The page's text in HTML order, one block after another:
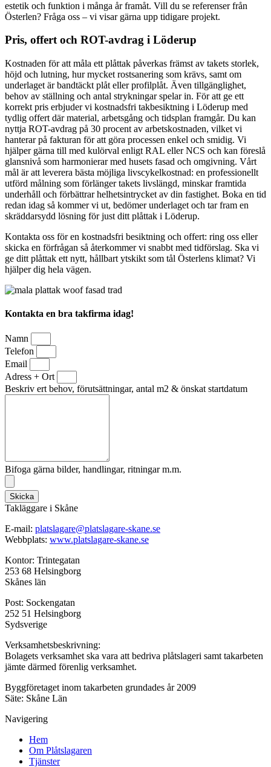
estetik och funktion i många år framåt. Vill du se referenser från
Österlen? Fråga oss – vi visar gärna upp tidigare projekt.
Pris, offert och ROT-avdrag i Löderup
Kostnaden för att måla ett plåttak påverkas främst av takets storlek,
höjd och lutning, hur mycket rostsanering som krävs, samt om
underlaget är bandtäckt plåt eller profilplåt. Även tillgänglighet,
behov av ställning och antal strykningar spelar in. För att ge ett
korrekt pris erbjuder vi kostnadsfri takbesiktning i Löderup med
tydlig offert där material, arbetsgång och tidsplan framgår. Du kan
nyttja ROT-avdrag på 30 procent av arbetskostnaden, vilket vi
hanterar på fakturan för att göra processen enkel och smidig. Vi
hjälper gärna till med kulörval enligt RAL eller NCS och kan föreslå
glansnivå som harmonierar med husets fasad och omgivning. Vårt
mål är att leverera bästa möjliga livscykelkostnad: en professionellt
utförd målning som förlänger takets livslängd, minskar framtida
underhåll och förbättrar helhetsintrycket av din fastighet. Boka en tid
redan idag så kommer vi ut, bedömer underlaget och tar fram en
skräddarsydd lösning för just ditt plåttak i Löderup.
Kontakta oss för en kostnadsfri besiktning och offert: ring oss eller
skicka en förfrågan så återkommer vi snabbt med tidförslag. Ska vi
ge ditt plåttak ett nytt, hållbart ytskikt som tål Österlens klimat? Vi
hjälper dig hela vägen.
Kontakta en bra takfirma idag!
Namn
Telefon
Email
Adress + Ort
Beskriv ert behov, förutsättningar, antal m2 & önskat startdatum
Bifoga gärna bilder, handlingar, ritningar m.m.
Skicka
Takläggare i Skåne
E-mail: platslagare@platslagare-skane.se
Webbplats: www.platslagare-skane.se
Kontor: Trintegatan
253 68 Helsingborg
Skånes län
Post: Sockengatan
252 51 Helsingborg
Sydsverige
Verksamhetsbeskrivning:
Bolagets verksamhet ska vara att bedriva plåtslageri samt takarbeten
jämte därmed förenlig verksamhet.
Byggföretaget inom takarbeten grundades år 2009
Säte: Skåne Län
Navigering
Hem
Om Plåtslagaren
Tjänster